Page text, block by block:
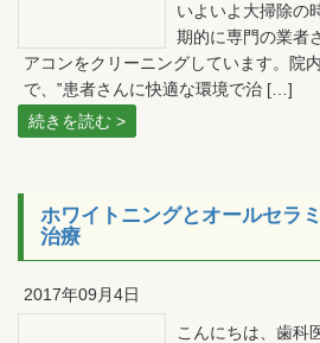
いよいよ大掃除の
期的に専門の業者
アコンをクリーニングしています。院
で、‟患者さんに快適な環境で治 […]
続きを読む >
ホワイトニングとオールセラ
治療
2017年09月4日
こんにちは、歯科